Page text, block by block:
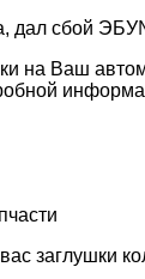
дал сбой
на Ваш
заглушки